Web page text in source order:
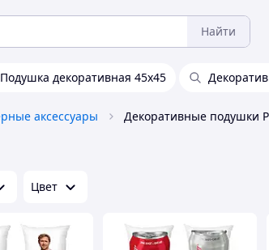
Найти
Подушка декоративная 45х45
аксессуары Декоративные подушки
Цвет